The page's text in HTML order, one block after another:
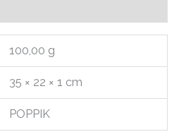
100,00 g
35 × 22 × 1 cm
POPPIK